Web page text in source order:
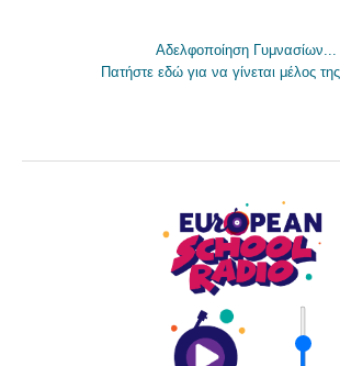
Αδελφοποίηση Γυμνασίων...
Πατήστε εδώ για να γίνεται μέλος